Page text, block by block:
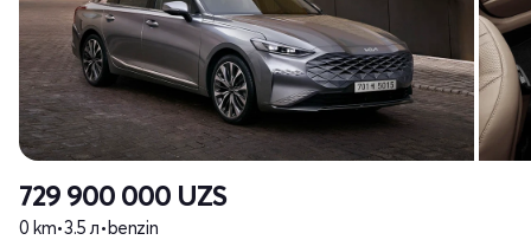
729 900 000 UZS
0 km•3.5 л•benzin